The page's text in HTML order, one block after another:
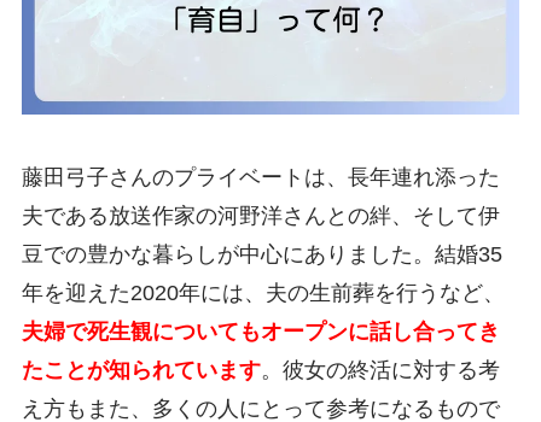
藤田弓子さんのプライベートは、長年連れ添った
夫である放送作家の河野洋さんとの絆、そして伊
豆での豊かな暮らしが中心にありました。結婚35
年を迎えた2020年には、夫の生前葬を行うなど、
夫婦で死生観についてもオープンに話し合ってき
たことが知られています。彼女の終活に対する考
え方もまた、多くの人にとって参考になるもので